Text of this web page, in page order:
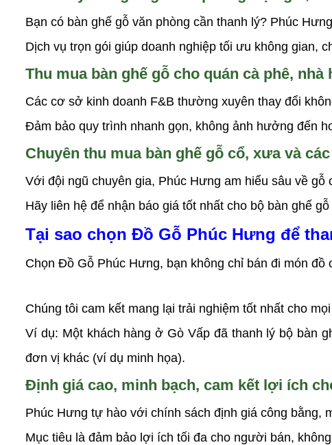
Bạn có bàn ghế gỗ văn phòng cần thanh lý? Phúc
Dịch vụ trọn gói giúp doanh nghiệp tối ưu không gian,
Thu mua bàn ghế gỗ cho quán cà phê, nhà
Các cơ sở kinh doanh F&B thường xuyên thay đổi
Đảm bảo quy trình nhanh gọn, không ảnh hưởng đến
Chuyên thu mua bàn ghế gỗ cổ, xưa và
Với đội ngũ chuyên gia, Phúc Hưng am hiểu sâu về
Hãy liên hệ để nhận báo giá tốt nhất cho bộ bàn ghế
Tại sao chọn Đồ Gỗ Phúc Hưng để
Chọn Đồ Gỗ Phúc Hưng, bạn không chỉ bán đi món
Chúng tôi cam kết mang lại trải nghiệm tốt nhất cho
Ví dụ: Một khách hàng ở Gò Vấp đã thanh lý bộ bàn
đơn vị khác (ví dụ minh họa).
Định giá cao, minh bạch, cam kết lợi ích
Phúc Hưng tự hào với chính sách định giá công bằng,
Mục tiêu là đảm bảo lợi ích tối đa cho người bán,